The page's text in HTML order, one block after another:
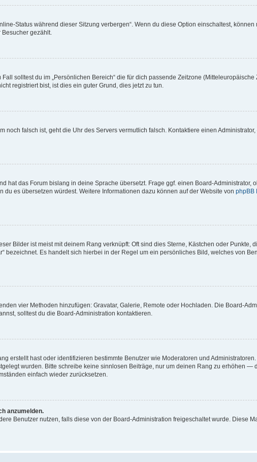
Status während dieser Sitzung verbergen“. Wenn du diese Option einschaltest, können
Besucher gezählt.
solltest du im „Persönlichen Bereich“ die für dich passende Zeitzone (Mitteleuropäische
registriert bist, ist dies ein guter Grund, dies jetzt zu tun.
falsch ist, geht die Uhr des Servers vermutlich falsch. Kontaktiere einen
hat das Forum bislang in deine Sprache übersetzt. Frage ggf. einen Board-Administrator,
es übersetzen würdest. Weitere Informationen dazu können auf der Website von phpBB
Bilder ist meist mit deinem Rang verknüpft: Oft sind dies Sterne, Kästchen oder Punkte,
bezeichnet. Es handelt sich hierbei in der Regel um ein persönliches Bild, welches von
vier Methoden hinzufügen: Gravatar, Galerie, Remote oder Hochladen. Die Board-
solltest du die Board-Administration kontaktieren.
erstellt hast oder identifizieren bestimmte Benutzer wie Moderatoren und
wurden. Bitte schreibe keine sinnlosen Beiträge, nur um deinen Rang zu erhöhen —
einfach wieder zurücksetzen.
anzumelden.
Benutzer nutzen, falls diese von der Board-Administration freigeschaltet wurde. Diese